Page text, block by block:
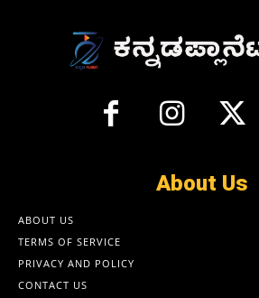
About Us
ABOUT US
TERMS OF SERVICE
PRIVACY AND POLICY
CONTACT US